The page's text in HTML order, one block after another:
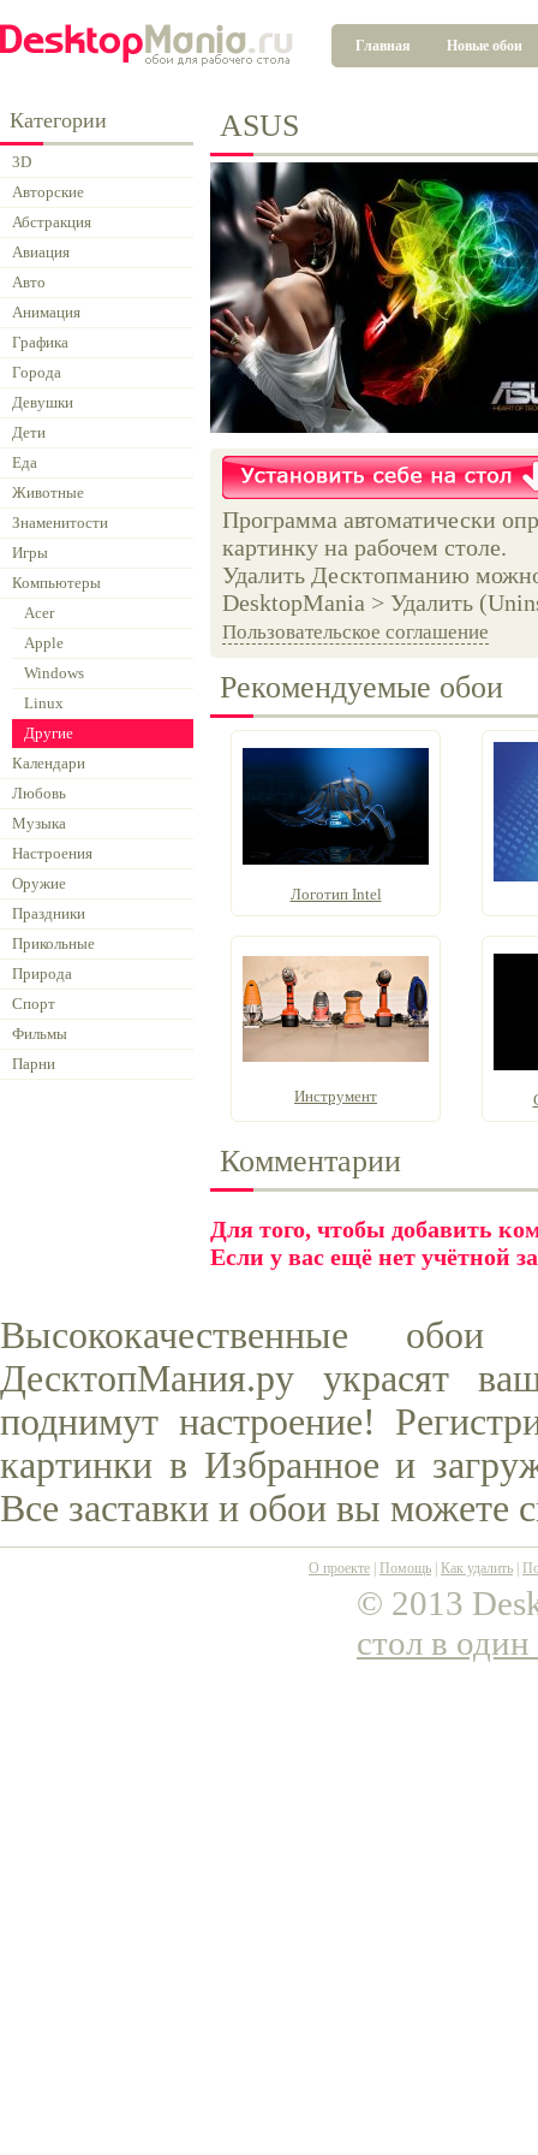
Главная Новые обои
Категории
3D
Авторские
Абстракция
Авиация
Авто
Анимация
Графика
Города
Девушки
Дети
Еда
Животные
Знаменитости
Игры
Компьютеры
Acer
Apple
Windows
Linux
Другие
Календари
Любовь
Музыка
Настроения
Оружие
Праздники
Прикольные
Природа
Спорт
Фильмы
Парни
ASUS
Программа автоматически
картинку на рабочем столе.
Удалить Десктопманию
DesktopMania > Удалить
Пользовательское соглашение
Рекомендуемые обои
Логотип Intel
Инструмент
Комментарии
Для того, чтобы добавить
Если у вас ещё нет учётной
Высококачественные
ДесктопМания.ру украсят
поднимут настроение!
картинки в Избранное и
Все заставки и обои вы можете
О проекте Помощь Как удалить
© 2013
стол в